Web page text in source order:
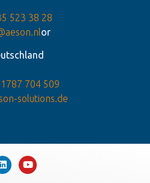
523 38 28
or
704 509
solutions.de